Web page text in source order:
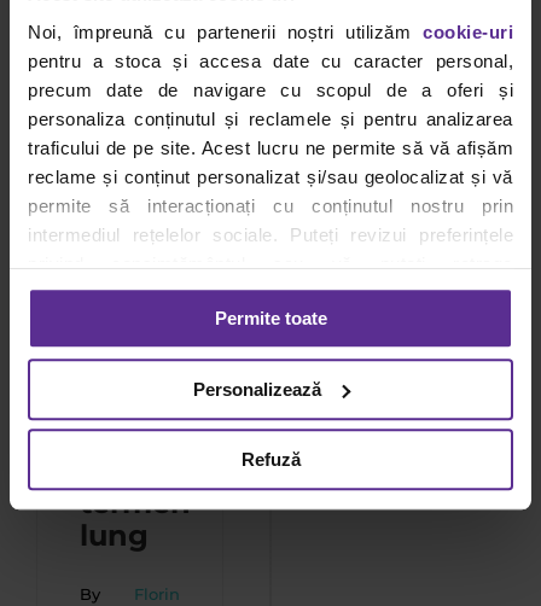
Noi, împreună cu partenerii noștri utilizăm cookie-uri
pentru a stoca și accesa date cu caracter personal,
precum date de navigare cu scopul de a oferi și
personaliza conținutul și reclamele și pentru analizarea
traficului de pe site. Acest lucru ne permite să vă afișăm
reclame și conținut personalizat și/sau geolocalizat și vă
permite să interacționați cu conținutul nostru prin
intermediul rețelelor sociale. Puteți revizui preferințele
privind consimțământul sau vă puteți retrage
consimțământul oricând, făcând click pe linkul către
setările dvs. de cookie-uri.
Pentru mai multe informații, vă rugăm să revizuiți politica
Permite toate
Personalizează
Refuză
Dacris
te
învață:
Cum
să
alegi
instrumente
de
durabile
și să
costurile
termen
lung
By Florin